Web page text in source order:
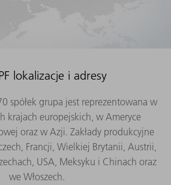
lokalizacje i adresy
spółek grupa jest reprezentowana w
krajach europejskich, w Ameryce
oraz w Azji. Zakłady produkcyjne
Francji, Wielkiej Brytanii, Austrii,
USA, Meksyku i Chinach oraz
we Włoszech.